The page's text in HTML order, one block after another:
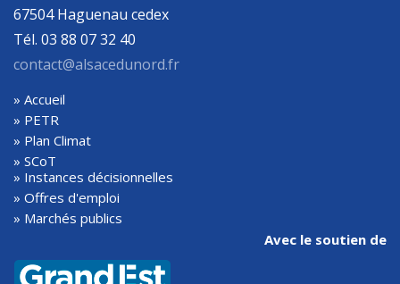
67504 Haguenau cedex
Tél. 03 88 07 32 40
contact@alsacedunord.fr
» Accueil
» PETR
» Plan Climat
» SCoT
» Instances décisionnelles
» Offres d'emploi
» Marchés publics
Avec le soutien de